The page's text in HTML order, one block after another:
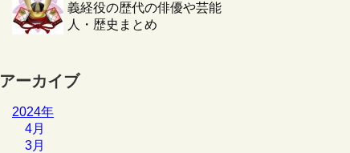
義経役の歴代の俳優や芸能
人・歴史まとめ
アーカイブ
2024年
4月
3月